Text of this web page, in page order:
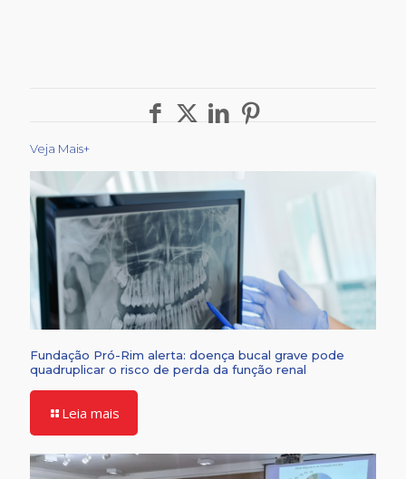
Veja Mais+
Fundação Pró-Rim alerta: doença bucal grave pode
quadruplicar o risco de perda da função renal
Leia mais